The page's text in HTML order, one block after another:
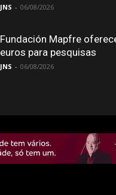
JNS - 06/08/2026
Fundación Mapfre
euros para pesquisas
JNS - 06/08/2026